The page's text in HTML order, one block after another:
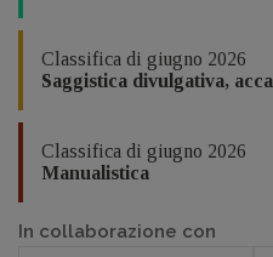
Classifica di giugno 2026
Saggistica divulgativa,
Classifica di giugno 2026
Manualistica
In collaborazione con